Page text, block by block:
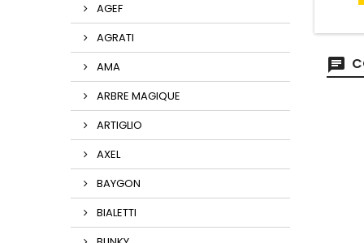
AGEF
AGRATI
AMA
ARBRE MAGIQUE
ARTIGLIO
AXEL
BAYGON
BIALETTI